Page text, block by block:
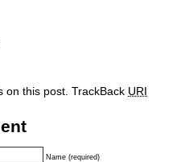
on this post. TrackBack URI
Name (required)